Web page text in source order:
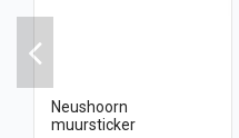
Neushoorn
muursticker